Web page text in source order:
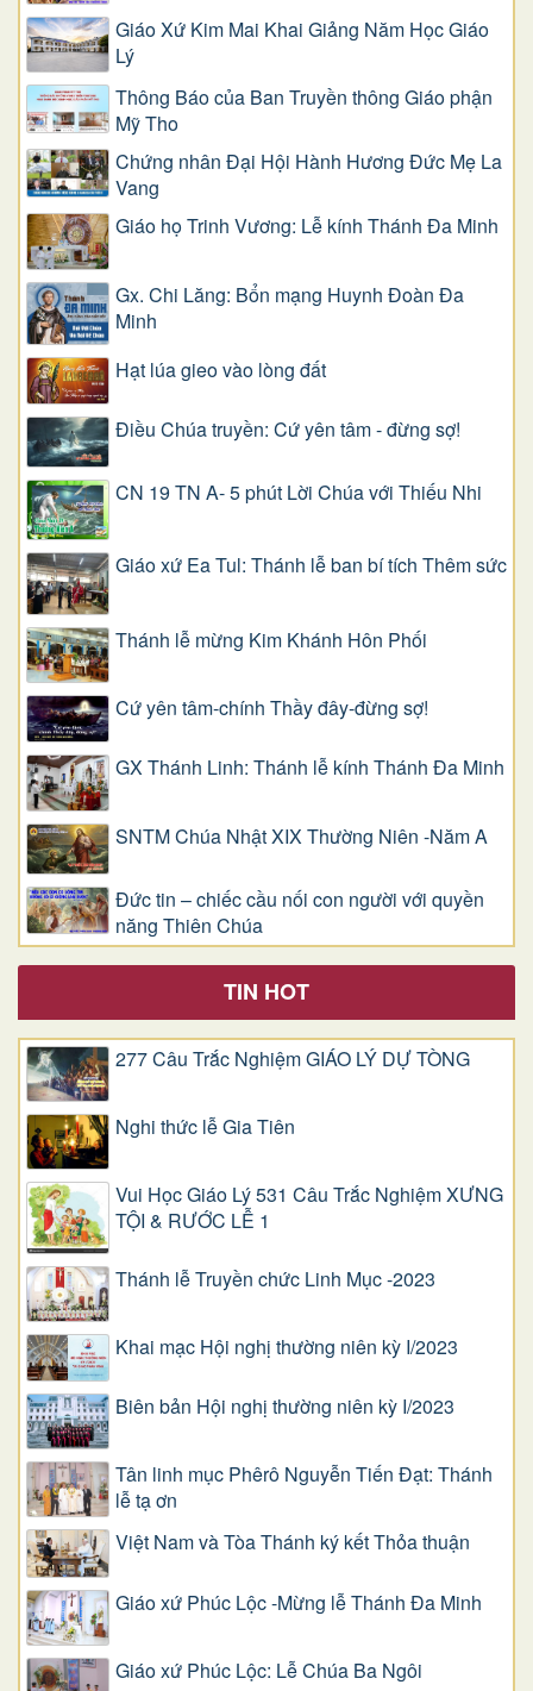
Giáo Xứ Kim Mai Khai Giảng Năm Học Giáo
Lý
Thông Báo của Ban Truyền thông Giáo phận
Mỹ Tho
Chứng nhân Đại Hội Hành Hương Đức Mẹ La
Vang
Giáo họ Trinh Vương: Lễ kính Thánh Đa Minh
Gx. Chi Lăng: Bổn mạng Huynh Đoàn Đa
Minh
Hạt lúa gieo vào lòng đất
Điều Chúa truyền: Cứ yên tâm - đừng sợ!
CN 19 TN A- 5 phút Lời Chúa với Thiếu Nhi
Giáo xứ Ea Tul: Thánh lễ ban bí tích Thêm sức
Thánh lễ mừng Kim Khánh Hôn Phối
Cứ yên tâm-chính Thầy đây-đừng sợ!
GX Thánh Linh: Thánh lễ kính Thánh Đa Minh
SNTM Chúa Nhật XIX Thường Niên -Năm A
Đức tin – chiếc cầu nối con người với quyền
năng Thiên Chúa
TIN HOT
277 Câu Trắc Nghiệm GIÁO LÝ DỰ TÒNG
Nghi thức lễ Gia Tiên
Vui Học Giáo Lý 531 Câu Trắc Nghiệm XƯNG
TỘI & RƯỚC LỄ 1
Thánh lễ Truyền chức Linh Mục -2023
Khai mạc Hội nghị thường niên kỳ I/2023
Biên bản Hội nghị thường niên kỳ I/2023
Tân linh mục Phêrô Nguyễn Tiến Đạt: Thánh
lễ tạ ơn
Việt Nam và Tòa Thánh ký kết Thỏa thuận
Giáo xứ Phúc Lộc -Mừng lễ Thánh Đa Minh
Giáo xứ Phúc Lộc: Lễ Chúa Ba Ngôi